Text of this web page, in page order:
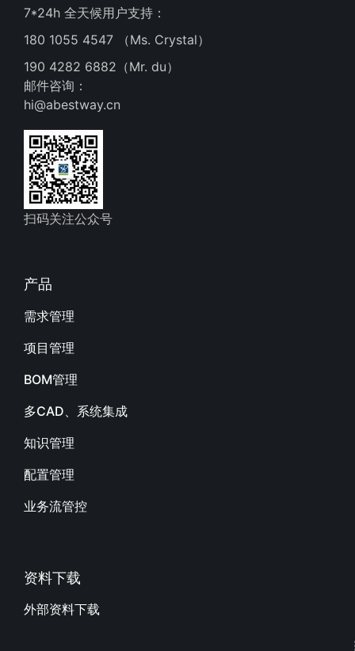
7*24h 全天候用户支持：
180 1055 4547 （Ms. Crystal）
190 4282 6882（Mr. du）
邮件咨询：
hi@abestway.cn
扫码关注公众号
产品
需求管理
项目管理
BOM管理
多CAD、系统集成
知识管理
配置管理
业务流管控
资料下载
外部资料下载